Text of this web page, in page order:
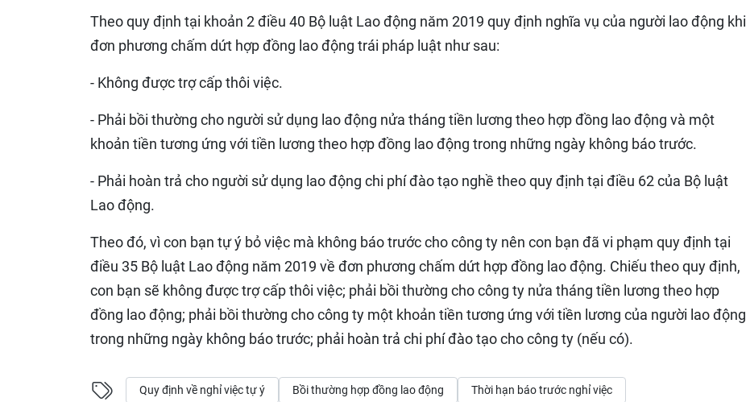
Theo quy định tại khoản 2 điều 40 Bộ luật Lao động năm 2019 quy định nghĩa vụ của người lao động khi
đơn phương chấm dứt hợp đồng lao động trái pháp luật như sau:
- Không được trợ cấp thôi việc.
- Phải bồi thường cho người sử dụng lao động nửa tháng tiền lương theo hợp đồng lao động và một
khoản tiền tương ứng với tiền lương theo hợp đồng lao động trong những ngày không báo trước.
- Phải hoàn trả cho người sử dụng lao động chi phí đào tạo nghề theo quy định tại điều 62 của Bộ luật
Lao động.
Theo đó, vì con bạn tự ý bỏ việc mà không báo trước cho công ty nên con bạn đã vi phạm quy định tại
điều 35 Bộ luật Lao động năm 2019 về đơn phương chấm dứt hợp đồng lao động. Chiếu theo quy định,
con bạn sẽ không được trợ cấp thôi việc; phải bồi thường cho công ty nửa tháng tiền lương theo hợp
đồng lao động; phải bồi thường cho công ty một khoản tiền tương ứng với tiền lương của người lao động
trong những ngày không báo trước; phải hoàn trả chi phí đào tạo cho công ty (nếu có).
Quy định về nghỉ việc tự ý Bồi thường hợp đồng lao động Thời hạn báo trước nghỉ việc